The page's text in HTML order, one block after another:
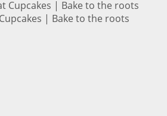
| Bake to the roots